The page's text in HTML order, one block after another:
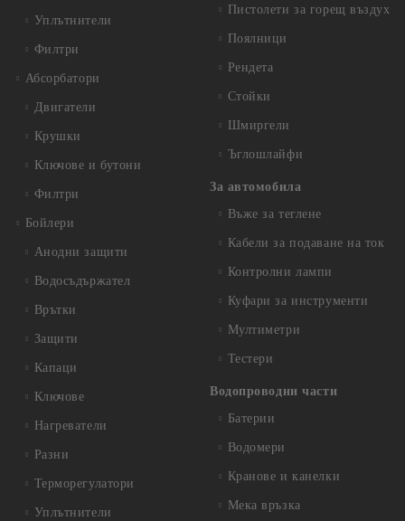
Уплътнители
Филтри
Абсорбатори
Двигатели
Крушки
Ключове и бутони
Филтри
Бойлери
Анодни защити
Водосъдържател
Врътки
Защити
Капаци
Ключове
Нагреватели
Разни
Терморегулатори
Уплътнители
Пистолети за горещ въздух
Поялници
Рендета
Стойки
Шмиргели
Ъглошлайфи
За автомобила
Въже за теглене
Кабели за подаване на ток
Контролни лампи
Куфари за инструменти
Мултиметри
Тестери
Водопроводни части
Батерии
Водомери
Кранове и канелки
Мека връзка